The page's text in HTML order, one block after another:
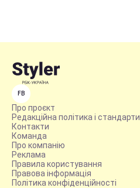
FB
Про проєкт
Редакційна політика і стандарти
Контакти
Команда
Про компанію
Реклама
Правила користування
Правова інформація
Політика конфіденційності